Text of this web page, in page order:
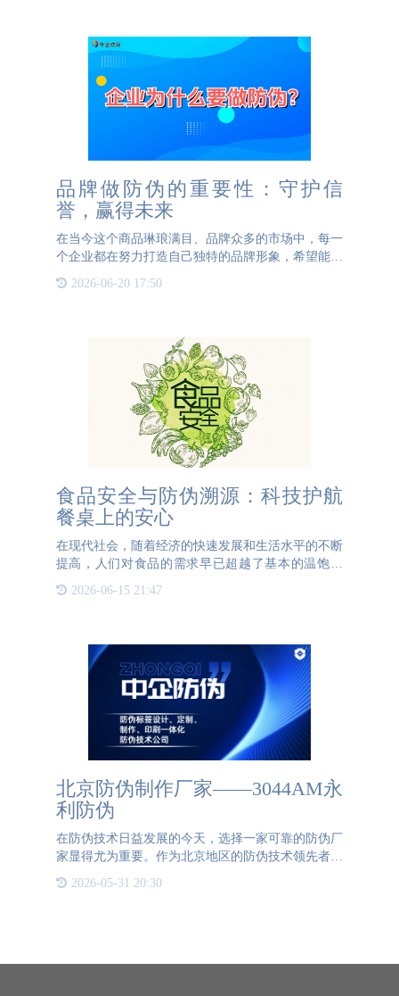
品牌做防伪的重要性：守护信
誉，赢得未来
在当今这个商品琳琅满目、品牌众多的市场中，每一
个企业都在努力打造自己独特的品牌形象，希望能够
在消费者心中占据一席之地。然而，随着市场竞争的
日益激烈，假冒伪劣产品也随之泛滥，成为困扰众多
2026-06-20 17:50
食品安全与防伪溯源：科技护航
餐桌上的安心
在现代社会，随着经济的快速发展和生活水平的不断
提高，人们对食品的需求早已超越了基本的温饱阶
而，面对日益复杂的食品供应链和屡禁不止的假冒伪
2026-06-15 21:47
北京防伪制作厂家——3044AM永
利防伪
在防伪技术日益发展的今天，选择一家可靠的防伪厂
家显得尤为重要。作为北京地区的防伪技术领先者，
3044AM永利防伪凭借其卓越的技术实力和丰富的行
业经验，赢得了众多客户的信赖和支持。3044AM永
2026-05-31 20:30